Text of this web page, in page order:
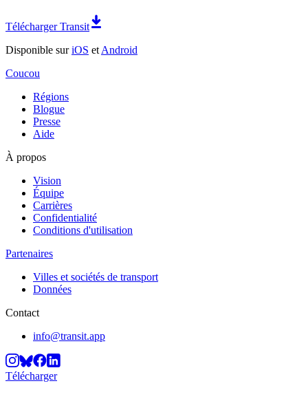
Télécharger Transit
Disponible suriOS et Android
Coucou
Régions
Blogue
Presse
Aide
À propos
Vision
Équipe
Carrières
Confidentialité
Conditions d'utilisation
Partenaires
Villes et sociétés de transport
Données
Contact
info@transit.app
Télécharger